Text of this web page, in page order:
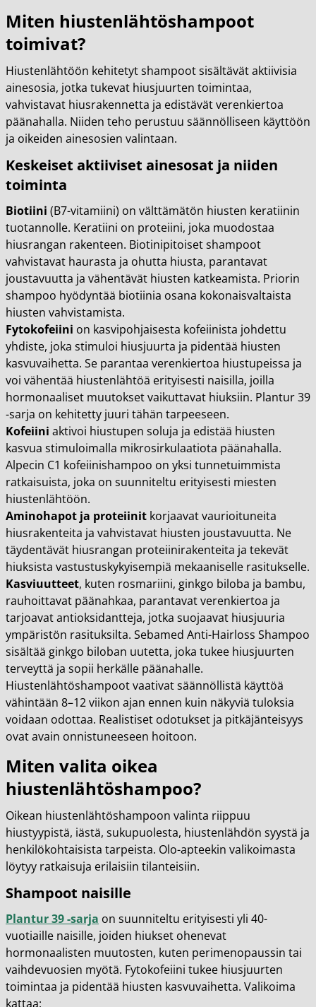
Miten hiustenlähtöshampoot
toimivat?
Hiustenlähtöön kehitetyt shampoot sisältävät aktiivisia
ainesosia, jotka tukevat hiusjuurten toimintaa,
vahvistavat hiusrakennetta ja edistävät verenkiertoa
päänahalla. Niiden teho perustuu säännölliseen käyttöön
ja oikeiden ainesosien valintaan.
Keskeiset aktiiviset ainesosat ja niiden
toiminta
Biotiini (B7-vitamiini) on välttämätön hiusten keratiinin
tuotannolle. Keratiini on proteiini, joka muodostaa
hiusrangan rakenteen. Biotinipitoiset shampoot
vahvistavat haurasta ja ohutta hiusta, parantavat
joustavuutta ja vähentävät hiusten katkeamista. Priorin
shampoo hyödyntää biotiinia osana kokonaisvaltaista
hiusten vahvistamista.
Fytokofeiini on kasvipohjaisesta kofeiinista johdettu
yhdiste, joka stimuloi hiusjuurta ja pidentää hiusten
kasvuvaihetta. Se parantaa verenkiertoa hiustupeissa ja
voi vähentää hiustenlähtöä erityisesti naisilla, joilla
hormonaaliset muutokset vaikuttavat hiuksiin. Plantur 39
-sarja on kehitetty juuri tähän tarpeeseen.
Kofeiini aktivoi hiustupen soluja ja edistää hiusten
kasvua stimuloimalla mikrosirkulaatiota päänahalla.
Alpecin C1 kofeiinishampoo on yksi tunnetuimmista
ratkaisuista, joka on suunniteltu erityisesti miesten
hiustenlähtöön.
Aminohapot ja proteiinit korjaavat vaurioituneita
hiusrakenteita ja vahvistavat hiusten joustavuutta. Ne
täydentävät hiusrangan proteiinirakenteita ja tekevät
hiuksista vastustuskykyisempiä mekaaniselle rasitukselle.
Kasviuutteet, kuten rosmariini, ginkgo biloba ja bambu,
rauhoittavat päänahkaa, parantavat verenkiertoa ja
tarjoavat antioksidantteja, jotka suojaavat hiusjuuria
ympäristön rasituksilta. Sebamed Anti-Hairloss Shampoo
sisältää ginkgo biloban uutetta, joka tukee hiusjuurten
terveyttä ja sopii herkälle päänahalle.
Hiustenlähtöshampoot vaativat säännöllistä käyttöä
vähintään 8–12 viikon ajan ennen kuin näkyviä tuloksia
voidaan odottaa. Realistiset odotukset ja pitkäjänteisyys
ovat avain onnistuneeseen hoitoon.
Miten valita oikea
hiustenlähtöshampoo?
Oikean hiustenlähtöshampoon valinta riippuu
hiustyypistä, iästä, sukupuolesta, hiustenlähdön syystä ja
henkilökohtaisista tarpeista. Olo-apteekin valikoimasta
löytyy ratkaisuja erilaisiin tilanteisiin.
Shampoot naisille
Plantur 39 -sarja on suunniteltu erityisesti yli 40-
vuotiaille naisille, joiden hiukset ohenevat
hormonaalisten muutosten, kuten perimenopaussin tai
vaihdevuosien myötä. Fytokofeiini tukee hiusjuurten
toimintaa ja pidentää hiusten kasvuvaihetta. Valikoima
kattaa: